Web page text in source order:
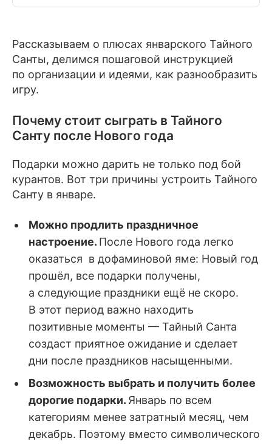
Рассказываем о плюсах январского Тайного
Санты, делимся пошаговой инструкцией
по организации и идеями, как разнообразить
игру.
Почему стоит сыграть в Тайного
Санту после Нового года
Подарки можно дарить не только под бой
курантов. Вот три причины устроить Тайного
Санту в январе.
Можно продлить праздничное
настроение. После Нового года легко
оказаться в дофаминовой яме: Новый год
прошёл, все подарки получены,
а следующие праздники ещё не скоро.
В этот период важно находить
позитивные моменты — Тайный Санта
создаст приятное ожидание и сделает
дни после праздников насыщенными.
Возможность выбрать и получить более
дорогие подарки. Январь по всем
категориям менее затратный месяц, чем
декабрь. Поэтому вместо символического